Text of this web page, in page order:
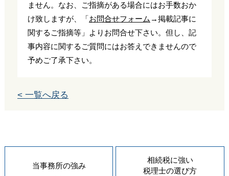
ません。なお、ご指摘がある場合にはお手数おか
け致しますが、「お問合せフォーム →掲載記事に
関するご指摘等」よりお問合せ下さい。但し、記
事内容に関するご質問にはお答えできませんので
予めご了承下さい。
< 一覧へ戻る
当事務所の強み
相続税に強い
税理士の選び方